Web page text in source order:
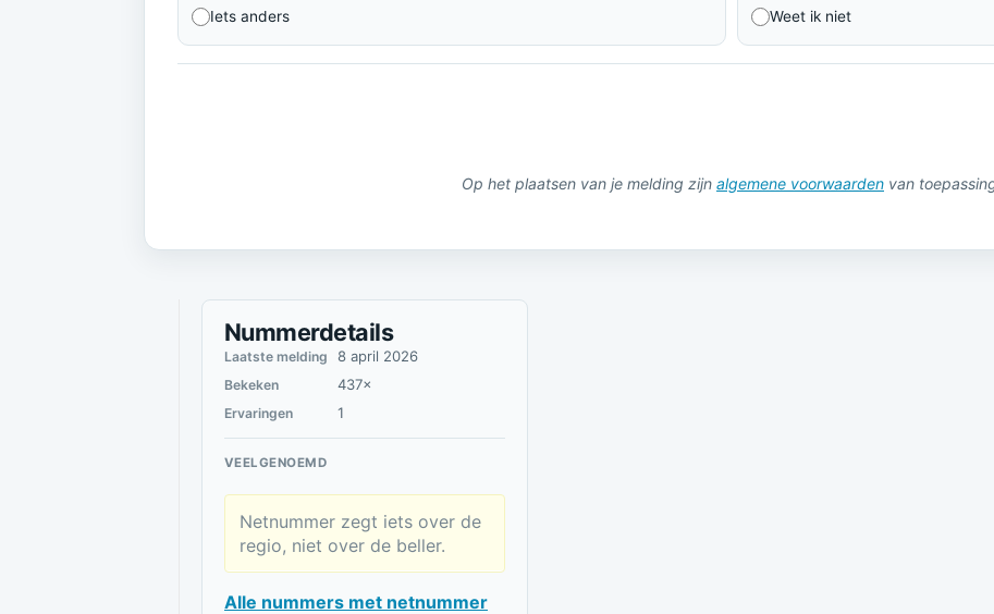
Iets anders Weet ik niet
Op het plaatsen van je melding zijn algemene voorwaarden van
Nummerdetails
Laatste melding 8 april 2026
Bekeken 437×
Ervaringen 1
VEELGENOEMD
Netnummer zegt iets over de
regio, niet over de beller.
Alle nummers met netnummer